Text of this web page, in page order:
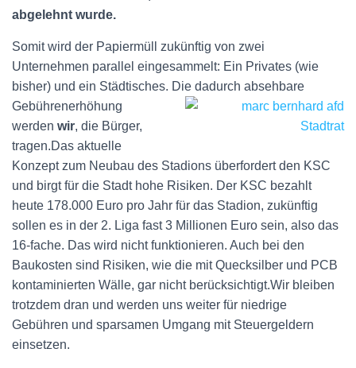
abgelehnt wurde.
Somit wird der Papiermüll zukünftig von zwei
Unternehmen parallel eingesammelt: Ein Privates (wie
bisher) und ein Städtisches. Die dadurch absehbare
Gebührenerhöhung
werden wir, die Bürger,
tragen.Das aktuelle
Konzept zum Neubau des Stadions überfordert den KSC
und birgt für die Stadt hohe Risiken. Der KSC bezahlt
heute 178.000 Euro pro Jahr für das Stadion, zukünftig
sollen es in der 2. Liga fast 3 Millionen Euro sein, also das
16-fache. Das wird nicht funktionieren. Auch bei den
Baukosten sind Risiken, wie die mit Quecksilber und PCB
kontaminierten Wälle, gar nicht berücksichtigt.Wir bleiben
trotzdem dran und werden uns weiter für niedrige
Gebühren und sparsamen Umgang mit Steuergeldern
einsetzen.